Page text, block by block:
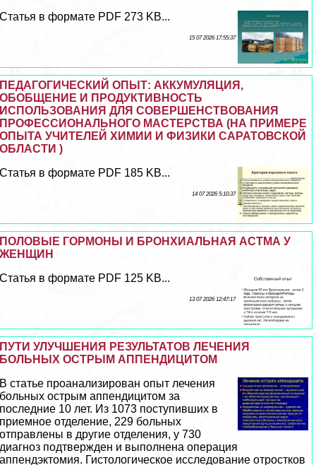
Статья в формате PDF 273 KB...
15 07 2026 17:55:37
ПЕДАГОГИЧЕСКИЙ ОПЫТ: АККУМУЛЯЦИЯ,
ОБОБЩЕНИЕ И ПРОДУКТИВНОСТЬ
ИСПОЛЬЗОВАНИЯ ДЛЯ СОВЕРШЕНСТВОВАНИЯ
ПРОФЕССИОНАЛЬНОГО МАСТЕРСТВА (НА ПРИМЕРЕ
ОПЫТА УЧИТЕЛЕЙ ХИМИИ И ФИЗИКИ САРАТОВСКОЙ
ОБЛАСТИ )
Статья в формате PDF 185 KB...
14 07 2026 5:10:37
ПОЛОВЫЕ ГОРМОНЫ И БРОНХИАЛЬНАЯ АСТМА У
ЖЕНЩИН
Статья в формате PDF 125 KB...
13 07 2026 12:47:17
ПУТИ УЛУЧШЕНИЯ РЕЗУЛЬТАТОВ ЛЕЧЕНИЯ
БОЛЬНЫХ ОСТРЫМ АППЕНДИЦИТОМ
В статье проанализирован опыт лечения
больных острым аппендицитом за
последние 10 лет. Из 1073 поступивших в
приемное отделение, 229 больных
отправлены в другие отделения, у 730
диагноз подтвержден и выполнена операция
аппендэктомия. Гистологическое исследование отростков